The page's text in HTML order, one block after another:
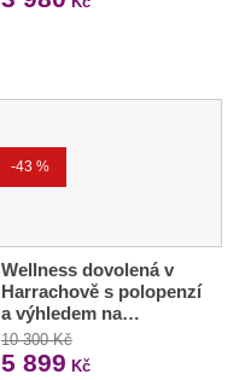
-43 %
Wellness dovolená v
Harrachově s polopenzí
a výhledem na…
10 300 Kč
5 899 Kč